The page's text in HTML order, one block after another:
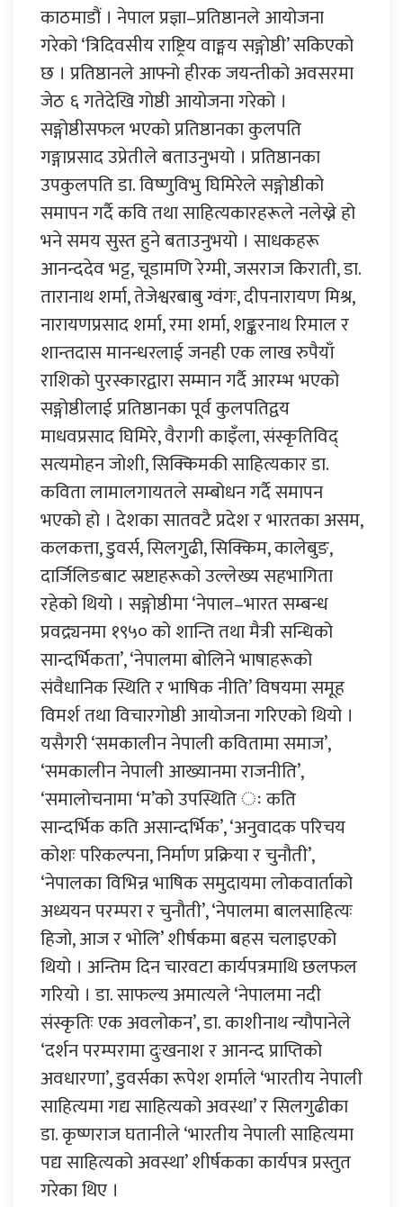
काठमाडौं । नेपाल प्रज्ञा–प्रतिष्ठानले आयोजना
गरेको ‘त्रिदिवसीय राष्ट्रिय वाङ्मय सङ्गोष्ठी’ सकिएको
छ । प्रतिष्ठानले आफ्नो हीरक जयन्तीको अवसरमा
जेठ ६ गतेदेखि गोष्ठी आयोजना गरेको ।
सङ्गोष्ठीसफल भएको प्रतिष्ठानका कुलपति
गङ्गाप्रसाद उप्रेतीले बताउनुभयो । प्रतिष्ठानका
उपकुलपति डा. विष्णुविभु घिमिरेले सङ्गोष्ठीको
समापन गर्दै कवि तथा साहित्यकारहरूले नलेख्ने हो
भने समय सुस्त हुने बताउनुभयो । साधकहरू
आनन्ददेव भट्ट, चूडामणि रेग्मी, जसराज किराती, डा.
तारानाथ शर्मा, तेजेश्वरबाबु ग्वंगः, दीपनारायण मिश्र,
नारायणप्रसाद शर्मा, रमा शर्मा, शङ्करनाथ रिमाल र
शान्तदास मानन्धरलाई जनही एक लाख रुपैयाँ
राशिको पुरस्कारद्वारा सम्मान गर्दै आरम्भ भएको
सङ्गोष्ठीलाई प्रतिष्ठानका पूर्व कुलपतिद्वय
माधवप्रसाद घिमिरे, वैरागी काइँला, संस्कृतिविद्
सत्यमोहन जोशी, सिक्किमकी साहित्यकार डा.
कविता लामालगायतले सम्बोधन गर्दै समापन
भएको हो । देशका सातवटै प्रदेश र भारतका असम,
कलकत्ता, डुवर्स, सिलगुढी, सिक्किम, कालेबुङ,
दार्जिलिङबाट स्रष्टाहरूको उल्लेख्य सहभागिता
रहेको थियो । सङ्गोष्ठीमा ‘नेपाल–भारत सम्बन्ध
प्रवद्र्यनमा १९५० को शान्ति तथा मैत्री सन्धिको
सान्दर्भिकता’, ‘नेपालमा बोलिने भाषाहरूको
संवैधानिक स्थिति र भाषिक नीति’ विषयमा समूह
विमर्श तथा विचारगोष्ठी आयोजना गरिएको थियो ।
यसैगरी ‘समकालीन नेपाली कवितामा समाज’,
‘समकालीन नेपाली आख्यानमा राजनीति’,
‘समालोचनामा ‘म’को उपस्थिति ः कति
सान्दर्भिक कति असान्दर्भिक’, ‘अनुवादक परिचय
कोशः परिकल्पना, निर्माण प्रक्रिया र चुनौती’,
‘नेपालका विभिन्न भाषिक समुदायमा लोकवार्ताको
अध्ययन परम्परा र चुनौती’, ‘नेपालमा बालसाहित्यः
हिजो, आज र भोलि’ शीर्षकमा बहस चलाइएको
थियो । अन्तिम दिन चारवटा कार्यपत्रमाथि छलफल
गरियो । डा. साफल्य अमात्यले ‘नेपालमा नदी
संस्कृतिः एक अवलोकन’, डा. काशीनाथ न्यौपानेले
‘दर्शन परम्परामा दुःखनाश र आनन्द प्राप्तिको
अवधारणा’, डुवर्सका रूपेश शर्माले ‘भारतीय नेपाली
साहित्यमा गद्य साहित्यको अवस्था’ र सिलगुढीका
डा. कृष्णराज घतानीले ‘भारतीय नेपाली साहित्यमा
पद्य साहित्यको अवस्था’ शीर्षकका कार्यपत्र प्रस्तुत
गरेका थिए ।